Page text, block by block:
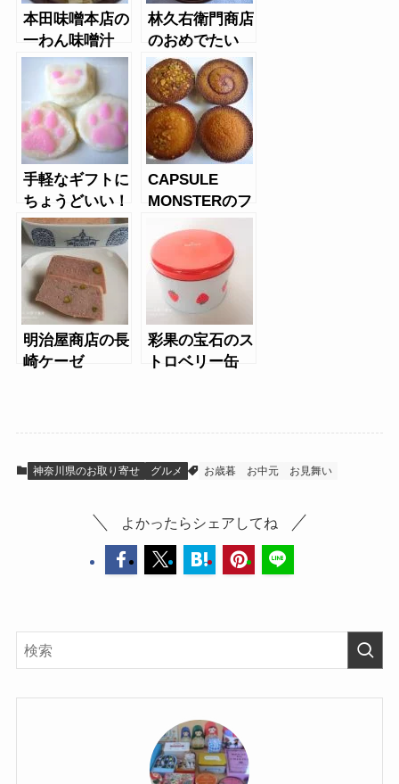
本田味噌本店の
一わん味噌汁
「おおきに」
林久右衛門商店
のおめでたい
（おすいもの）
手軽なギフトに
ちょうどいい！
猫の肉球型のか
まぼこ「にゃん
かま」
CAPSULE
MONSTERのフ
ィナンシェ
明治屋商店の長
崎ケーゼ
彩果の宝石のス
トロベリー缶
神奈川県のお取り寄せ グルメ お歳暮 お中元 お見舞い
よかったらシェアしてね